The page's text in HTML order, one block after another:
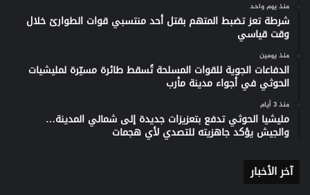
منذ يوم واحد
شرطة تعز تضبط المتهم بقتل أحد منتسبي قوات الطوارئ خلال
وقت قياسي
منذ يومين
الدفاعات الجوية للقوات المسلحة تُسقط طائرة مسيّرة لمليشيات
الحوثي في أجواء مدينة مأرب
منذ 3 أيام
مليشيا الحوثي تدفع بتعزيزات جديدة إلى شمالي المدينة…
والجيش يؤكد جاهزيته للتصدي لأي هجمات
آخر الأخبار